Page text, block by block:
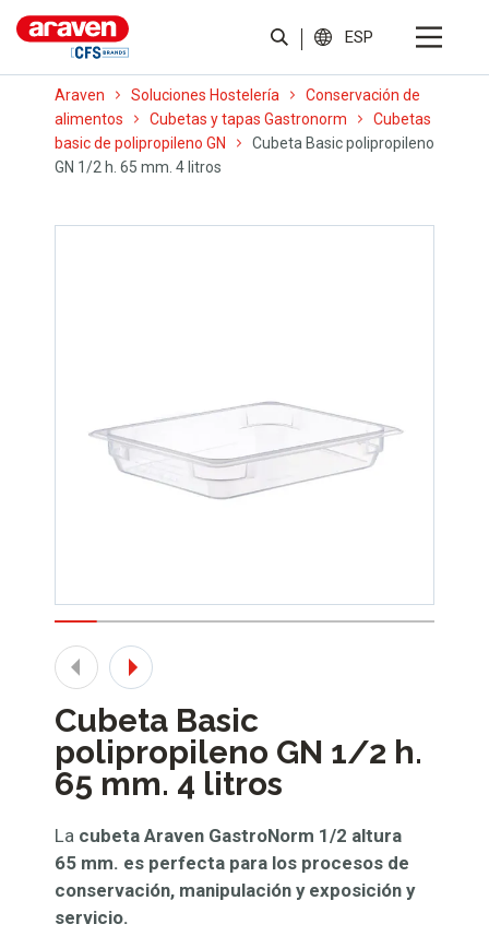
ESP
Araven Soluciones Hostelería
Conservación de
alimentos
Cubetas y tapas Gastronorm
Cubetas
basic de polipropileno GN
Cubeta Basic polipropileno
GN 1/2 h. 65 mm. 4 litros
Cubeta Basic
polipropileno GN 1/2 h.
65 mm. 4 litros
La cubeta Araven GastroNorm 1/2 altura
65 mm. es perfecta para los procesos de
conservación, manipulación y exposición y
servicio.